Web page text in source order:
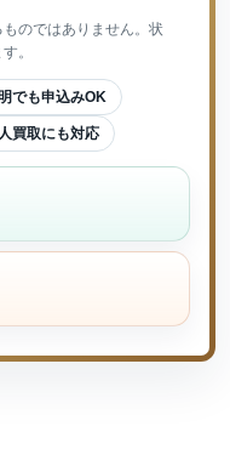
のではありません。状
。
でも申込みOK
買取にも対応